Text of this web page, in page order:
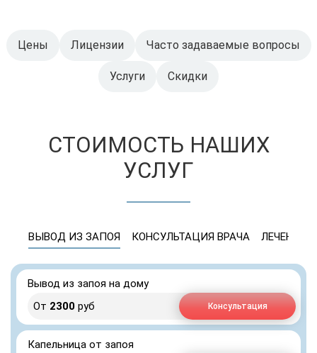
Цены Лицензии Часто задаваемые вопросы
Услуги Скидки
СТОИМОСТЬ НАШИХ
УСЛУГ
ВЫВОД ИЗ ЗАПОЯ КОНСУЛЬТАЦИЯ ВРАЧА ЛЕЧЕНИЕ
Вывод из запоя на дому
От 2300 руб Консультация
Капельница от запоя